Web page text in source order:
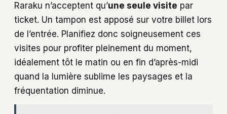
Raraku n’acceptent qu’une seule visite par
ticket. Un tampon est apposé sur votre billet lors
de l’entrée. Planifiez donc soigneusement ces
visites pour profiter pleinement du moment,
idéalement tôt le matin ou en fin d’après-midi
quand la lumière sublime les paysages et la
fréquentation diminue.